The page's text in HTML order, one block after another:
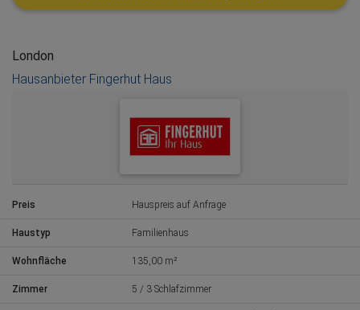
London
Hausanbieter Fingerhut Haus
Preis Hauspreis auf Anfrage
Haustyp Familienhaus
Wohnfläche 135,00 m²
Zimmer 5 / 3 Schlafzimmer